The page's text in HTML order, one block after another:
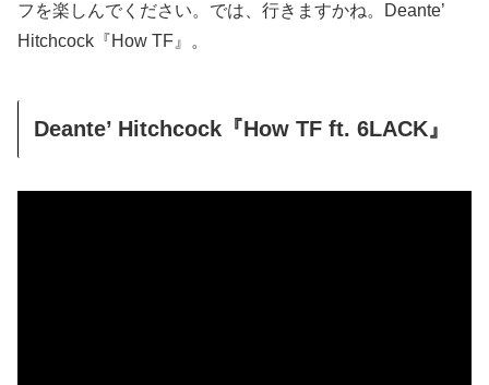
フを楽しんでください。では、行きますかね。Deante’
Hitchcock『How TF』。
Deante’ Hitchcock『How TF ft. 6LACK』